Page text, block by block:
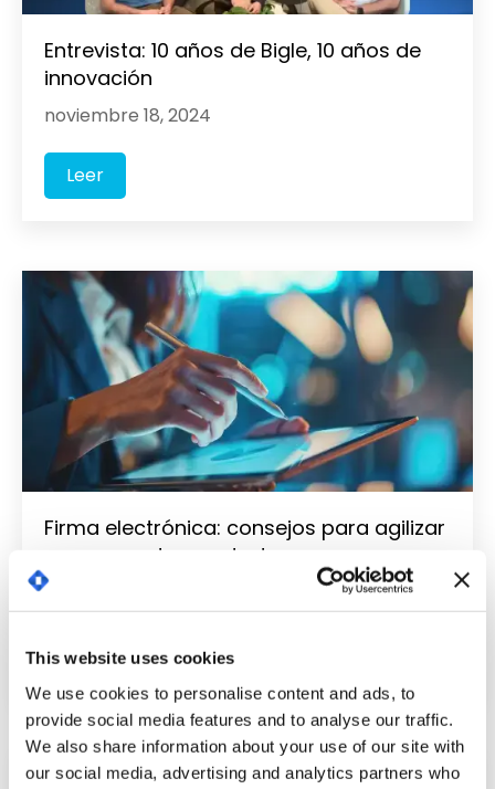
This website uses cookies
We use cookies to personalise content and ads, to
provide social media features and to analyse our traffic.
We also share information about your use of our site with
our social media, advertising and analytics partners who
Entrevista: 10 años de Bigle, 10 años de
innovación
noviembre 18, 2024
Leer
Firma electrónica: consejos para agilizar
y asegurar tus contratos
noviembre 6, 2024
Leer